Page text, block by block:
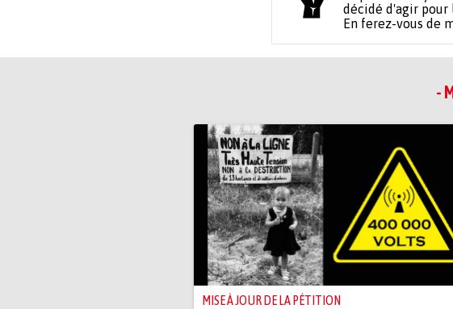
décidé d'agir pour
En ferez-vous de
-
MISE À JOUR DE LA PÉTITION